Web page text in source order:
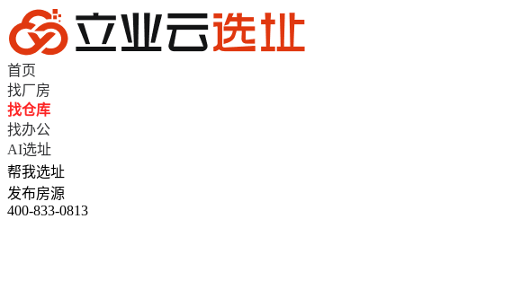
首页
找厂房
找仓库
找办公
AI选址
帮我选址
发布房源
400-833-0813